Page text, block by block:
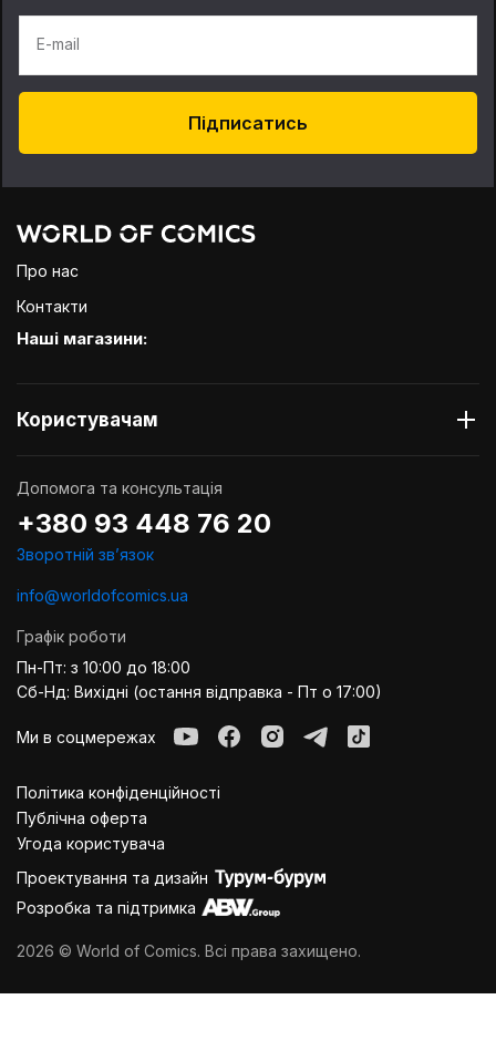
E-mail
Підписатись
Про нас
Контакти
Наші магазини:
Користувачам
Допомога та консультація
+380 93 448 76 20
Зворотній звʼязок
info@worldofcomics.ua
Графік роботи
Пн-Пт: з 10:00 до 18:00
Сб-Нд: Вихідні (остання відправка - Пт о 17:00)
Ми в соцмережах
Політика конфіденційності
Публiчна оферта
Угода користувача
Проектування та дизайн
Розробка та підтримка
2026 © World of Comics. Всі права захищено.